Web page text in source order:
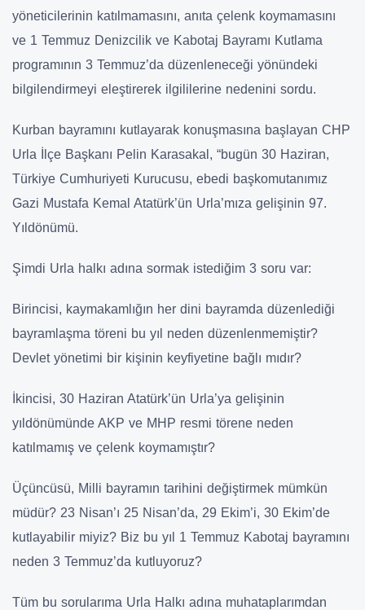
yöneticilerinin katılmamasını, anıta çelenk koymamasını
ve 1 Temmuz Denizcilik ve Kabotaj Bayramı Kutlama
programının 3 Temmuz’da düzenleneceği yönündeki
bilgilendirmeyi eleştirerek ilgililerine nedenini sordu.
Kurban bayramını kutlayarak konuşmasına başlayan CHP
Urla İlçe Başkanı Pelin Karasakal, “bugün 30 Haziran,
Türkiye Cumhuriyeti Kurucusu, ebedi başkomutanımız
Gazi Mustafa Kemal Atatürk’ün Urla’mıza gelişinin 97.
Yıldönümü.
Şimdi Urla halkı adına sormak istediğim 3 soru var:
Birincisi, kaymakamlığın her dini bayramda düzenlediği
bayramlaşma töreni bu yıl neden düzenlenmemiştir?
Devlet yönetimi bir kişinin keyfiyetine bağlı mıdır?
İkincisi, 30 Haziran Atatürk’ün Urla’ya gelişinin
yıldönümünde AKP ve MHP resmi törene neden
katılmamış ve çelenk koymamıştır?
Üçüncüsü, Milli bayramın tarihini değiştirmek mümkün
müdür? 23 Nisan’ı 25 Nisan’da, 29 Ekim’i, 30 Ekim’de
kutlayabilir miyiz? Biz bu yıl 1 Temmuz Kabotaj bayramını
neden 3 Temmuz’da kutluyoruz?
Tüm bu sorularıma Urla Halkı adına muhataplarımdan